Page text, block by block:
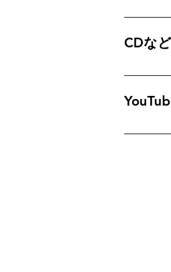
はい！も
CDな
申し訳あ
こちらで